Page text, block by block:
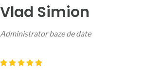
Vlad Simion
Administrator baze de date